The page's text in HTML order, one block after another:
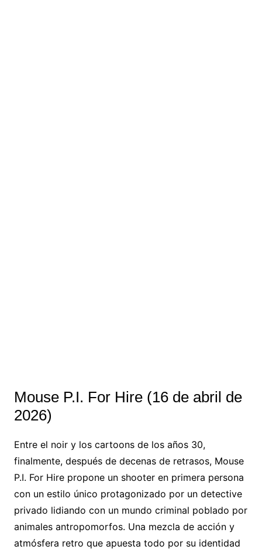
Mouse P.I. For Hire (16 de abril de
2026)
Entre el noir y los cartoons de los años 30,
finalmente, después de decenas de retrasos, Mouse
P.I. For Hire propone un shooter en primera persona
con un estilo único protagonizado por un detective
privado lidiando con un mundo criminal poblado por
animales antropomorfos. Una mezcla de acción y
atmósfera retro que apuesta todo por su identidad